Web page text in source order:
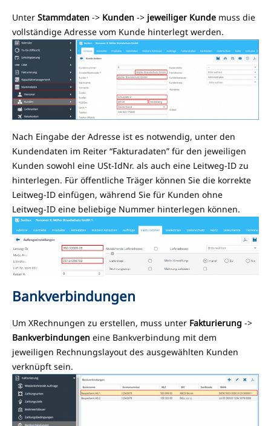
Unter Stammdaten -> Kunden -> jeweiliger Kunde muss die
vollständige Adresse vom Kunde hinterlegt werden.
Nach Eingabe der Adresse ist es notwendig, unter den
Kundendaten im Reiter “Fakturadaten” für den jeweiligen
Kunden sowohl eine USt-IdNr. als auch eine Leitweg-ID zu
hinterlegen. Für öffentliche Träger können Sie die korrekte
Leitweg-ID einfügen, während Sie für Kunden ohne
Leitweg-ID eine beliebige Nummer hinterlegen können.
Bankverbindungen
Um XRechnungen zu erstellen, muss unter Fakturierung ->
Bankverbindungen eine Bankverbindung mit dem
jeweiligen Rechnungslayout des ausgewählten Kunden
verknüpft sein.